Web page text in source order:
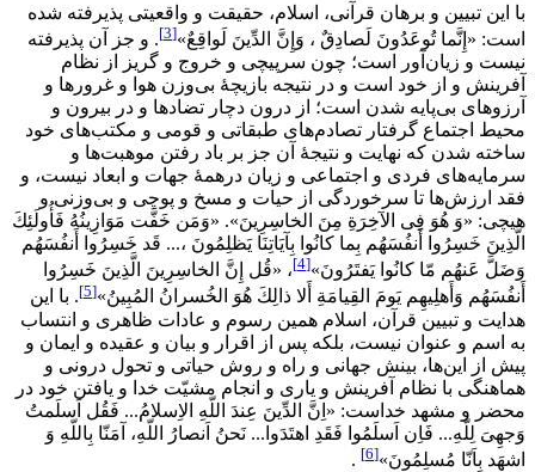
با اين تبيين و برهان قرآنى، اسلام، حقيقت و واقعيتى پذيرفته شده
است: «إِنَّما تُوعَدُونَ لَصادِقٌ ، وَإِنَّ الدِّينَ لَواقِعٌ»[3]
. و جز آن پذيرفته
نيست و زيان‌آور است؛ چون سرپيچى و خروج و گريز از نظام
آفرينش و از خود است و در نتيجه بازيچۀ بى‌وزن هوا و غرورها و
آرزوهاى بى‌پايه شدن است؛ از درون دچار تضادها و در بيرون و
محيط اجتماع گرفتار تصادم‌هاى طبقاتى و قومى و مكتب‌هاى خود
ساخته شدن كه نهايت و نتيجۀ آن جز بر باد رفتن موهبت‌ها و
سرمايه‌هاى فردى و اجتماعى و زيان درهمۀ جهات و ابعاد نيست، و
فقد ارزش‌ها تا سرخوردگى از حيات و مسخ و پوچى و بى‌وزنى و
هيچى: «وَ هُوَ فِى الآخِرَةِ مِنَ الخاسِرِينَ». «وَمَن خَفَّت مَوَازِينُهُ فَأُولَئِكَ
الَّذِينَ خَسِرُوا أَنفُسَهُم بِما كانُوا بِآيَاتِنَا يَظلِمُونَ ،... قَد خَسِرُوا أَنفُسَهُم
وَضَلَّ عَنهُم مّا كانُوا يَفتَرُونَ»[4]
، «قُل إِنَّ الخاسِرِينَ الَّذِينَ خَسِرُوا
أَنفُسَهُم وَأَهلِيهِم يَومَ القِيامَةِ أَلا ذالِكَ هُوَ الخُسرانُ المُبِينُ»[5]
. با اين
هدايت و تبيين قرآن، اسلام همين رسوم و عادات ظاهرى و انتساب
به اسم و عنوان نيست، بلكه پس از اقرار و بيان و عقيده و ايمان و
پيش از اين‌ها، بينش جهانى و راه و روش حياتى و تحول درونى و
هماهنگى با نظام آفرينش و يارى و انجام مشيّت خدا و يافتن خود در
محضر و مشهد خداست: «اِنَّ الدِّينَ عِندَ اللّهِ الاِسلامُ... فَقُل اَسلَمتُ
وَجهِىَ لِلّهِ... فَاِن اَسلَمُوا فَقَدِ اهتَدَوا... نَحنُ اَنصارُ اللّهِ، آمَنّا بِاللّهِ وَ
اشهَد بِاَنّا مُسلِمُونَ»[6]
.